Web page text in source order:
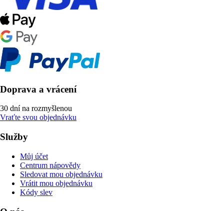
Doprava a vrácení
30 dní na rozmyšlenou
Vraťte svou objednávku
Služby
Můj účet
Centrum nápovědy
Sledovat mou objednávku
Vrátit mou objednávku
Kódy slev